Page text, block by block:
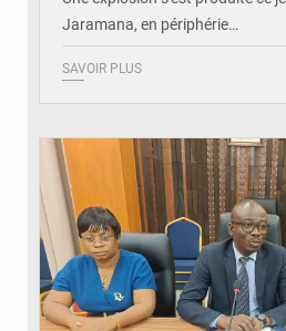
Jaramana, en périphérie…
SAVOIR PLUS